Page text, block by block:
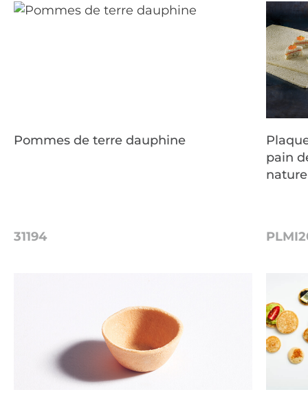
Pommes de terre dauphine
31194
pain
nature